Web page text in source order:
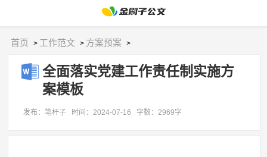
首页 > 工作范文 > 方案预案 >
全面落实党建工作责任制实施方
案模板
发布：笔杆子 时间：2024-07-16 字数：2969字